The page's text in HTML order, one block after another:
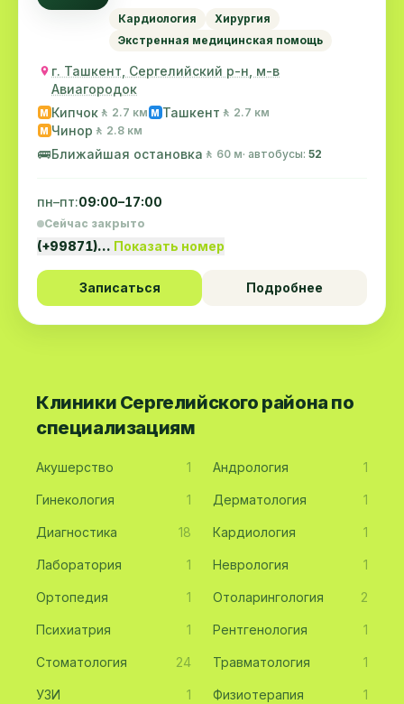
Кардиология
Хирургия
Экстренная медицинская помощь
г. Ташкент, Сергелийский р-н, м-в
Авиагородок
M Кипчок 🚶 2.7 км M Ташкент 🚶 2.7 км
M Чинор 🚶 2.8 км
🚌Ближайшая остановка 🚶 60 м· автобусы: 52
пн–пт:09:00–17:00
Сейчас закрыто
(+99871)… Показать номер
Записаться Подробнее
Клиники Сергелийского района по
специализациям
Акушерство 1 Андрология 1
Гинекология 1 Дерматология 1
Диагностика 18 Кардиология 1
Лаборатория 1 Неврология 1
Ортопедия 1 Отоларингология 2
Психиатрия 1 Рентгенология 1
Стоматология 24 Травматология 1
УЗИ 1 Физиотерапия 1